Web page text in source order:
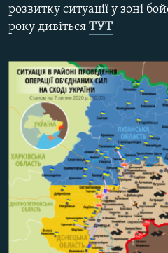
УКРАЇНА
СХЕМИ
КИТАЙ.ВИКЛИКИ
МУЛЬТИМЕДІА
ФОТО
СПЕЦПРОЄКТИ
ПОДКАСТИ
КРИМ РЕАЛІЇ
РУС
УКР
КТАТ
розвитку ситуації у зоні
року дивіться ТУТ